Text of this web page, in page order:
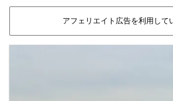
アフェリエイト広告を利用して